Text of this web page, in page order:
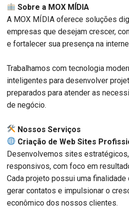
Sobre a MOX MÍDIA
A MOX MÍDIA oferece soluções
empresas que desejam crescer,
e fortalecer sua presença na
Trabalhamos com tecnologia
inteligentes para desenvolver
preparados para atender as
de negócio.
️ Nossos Serviços
Criação de Web Sites
Desenvolvemos sites
responsivos, com foco em
Cada projeto possui uma finalidade
gerar contatos e impulsionar o
econômico dos nossos clientes.